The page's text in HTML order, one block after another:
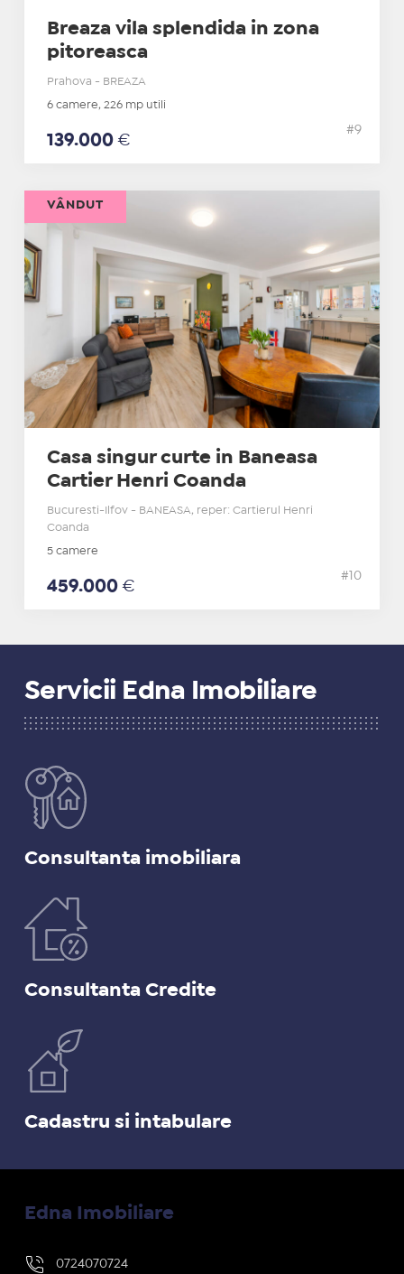
Breaza vila splendida in zona
pitoreasca
Prahova - BREAZA
6 camere, 226 mp utili
139.000 €
#9
Casa singur curte in Baneasa
Cartier Henri Coanda
Bucuresti-Ilfov - BANEASA, reper: Cartierul Henri
Coanda
5 camere
459.000 €
#10
VÂNDUT
Servicii Edna Imobiliare
Consultanta imobiliara
Consultanta Credite
Cadastru si intabulare
Edna Imobiliare
0724070724